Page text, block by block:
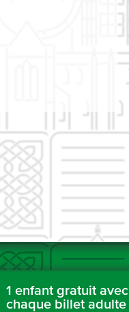
1 enfant gratuit avec
chaque billet adulte